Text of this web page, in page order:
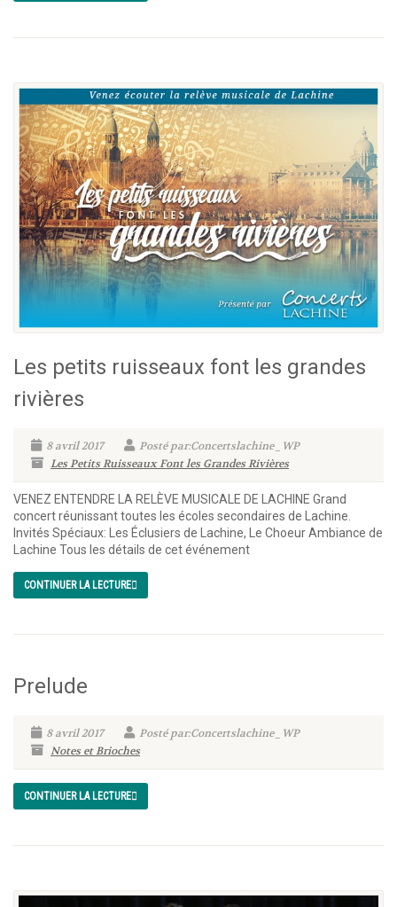
Les petits ruisseaux font les grandes
rivières
8 avril 2017
Posté par:Concertslachine_WP
Les Petits Ruisseaux Font les Grandes Rivières
VENEZ ENTENDRE LA RELÈVE MUSICALE DE LACHINE Grand
concert réunissant toutes les écoles secondaires de Lachine.
Invités Spéciaux: Les Éclusiers de Lachine, Le Choeur Ambiance de
Lachine Tous les détails de cet événement
CONTINUER LA LECTURE
Prelude
8 avril 2017
Posté par:Concertslachine_WP
Notes et Brioches
CONTINUER LA LECTURE